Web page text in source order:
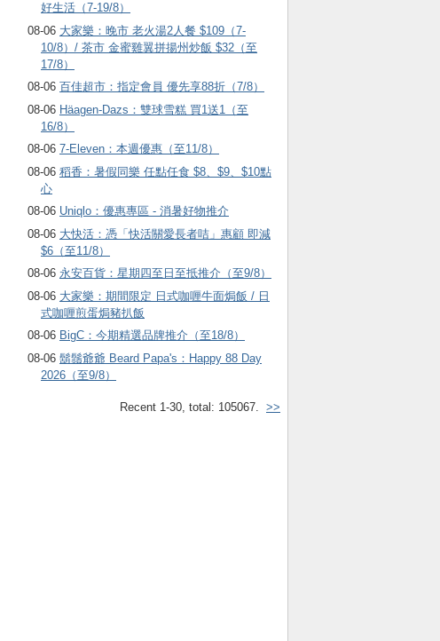
好生活（7-19/8）
08-06 大家樂：晚市 老火湯2人餐 $109（7-
10/8）/ 茶市 金蜜雞翼拼揚州炒飯 $32（至
17/8）
08-06 百佳超市：指定會員 優先享88折（7/8）
08-06 Häagen-Dazs ：雙球雪糕 買1送1（至
16/8）
08-06 7-Eleven：本週優惠（至11/8）
08-06 稻香：暑假同樂 任點任食 $8、$9、$10點
心
08-06 Uniqlo：優惠專區 - 消暑好物推介
08-06 大快活：憑「快活關愛長者咭」惠顧 即減
$6（至11/8）
08-06 永安百貨：星期四至日至抵推介（至9/8）
08-06 大家樂：期間限定 日式咖喱牛面焗飯 / 日
式咖喱煎蛋焗豬扒飯
08-06 BigC：今期精選品牌推介（至18/8）
08-06 鬍鬚爺爺 Beard Papa's：Happy 88 Day
2026（至9/8）
Recent 1-30, total: 105067. >>